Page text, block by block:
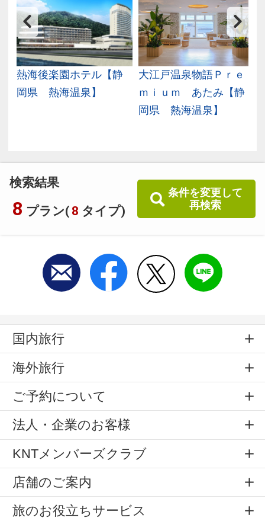
検索結果
8 プラン( 8 タイプ)
条件を変更して
再検索
熱海後楽園ホテル【静
岡県 熱海温泉】
大江戸温泉物語Ｐｒｅ
ｍｉｕｍ あたみ【静
岡県 熱海温泉】
国内旅行
海外旅行
ご予約について
法人・企業のお客様
KNTメンバーズクラブ
店舗のご案内
旅のお役立ちサービス